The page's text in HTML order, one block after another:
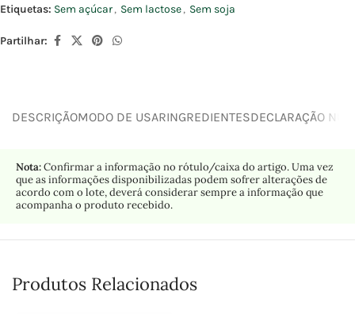
Etiquetas: Sem açúcar, Sem lactose, Sem soja
Partilhar:
DESCRIÇÃOMODO DE USARINGREDIENTESDECLARAÇÃO
Nota:Confirmar a informação no rótulo/caixa do artigo. Uma vez
que as informações disponibilizadas podem sofrer alterações de
acordo com o lote, deverá considerar sempre a informação que
acompanha o produto recebido.
Produtos Relacionados